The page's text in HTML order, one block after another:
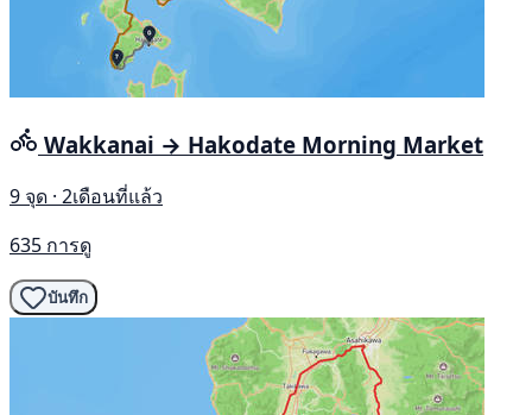
Wakkanai → Hakodate Morning Market
9 จุด · 2เดือนที่แล้ว
635 การดู
บันทึก